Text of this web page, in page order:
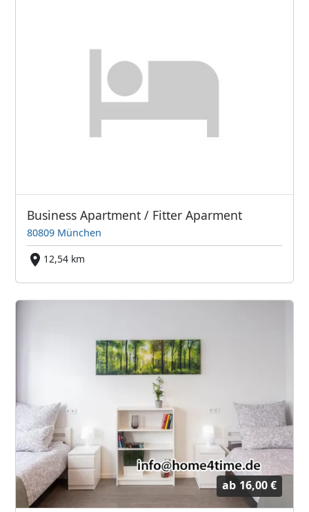
Business Apartment / Fitter Aparment
80809 München
12,54 km
ab 16,00 €